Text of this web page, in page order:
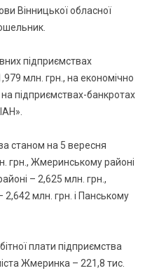
Вінницької обласної
підприємствах
млн. грн., на економічно
підприємствах-банкротах
станом на 5 вересня
грн., Жмеринському районі
– 2,625 млн. грн.,
млн. грн. і Панському
плати підприємства
Жмеринка – 221,8 тис.